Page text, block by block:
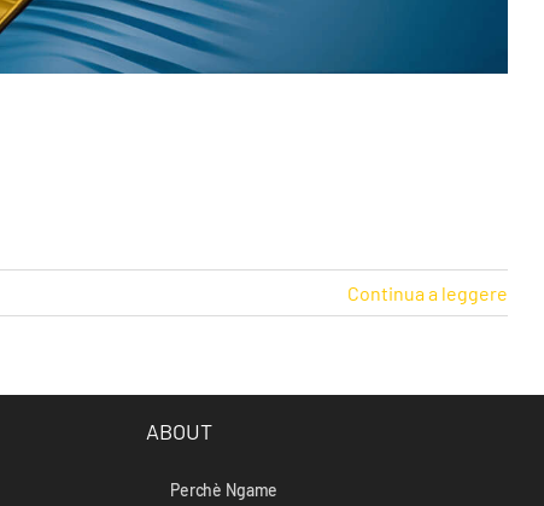
Continua a leggere
ABOUT
Perchè Ngame